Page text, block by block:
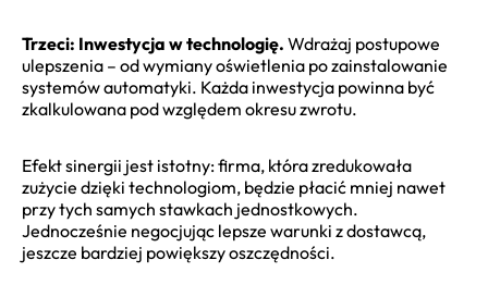
Trzeci: Inwestycja w technologię. Wdrażaj postupowe
ulepszenia – od wymiany oświetlenia po zainstalowanie
systemów automatyki. Każda inwestycja powinna być
zkalkulowana pod względem okresu zwrotu.
Efekt sinergii jest istotny: firma, która zredukowała
zużycie dzięki technologiom, będzie płacić mniej nawet
przy tych samych stawkach jednostkowych.
Jednocześnie negocjując lepsze warunki z dostawcą,
jeszcze bardziej powiększy oszczędności.